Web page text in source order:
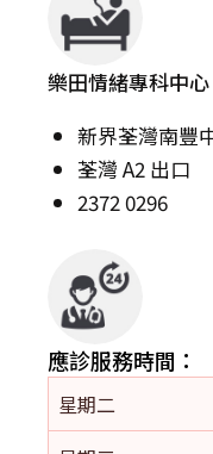
樂田情緒專科中心
新界荃灣南豐
荃灣 A2 出口
2372 0296
應診服務時間：
星期二